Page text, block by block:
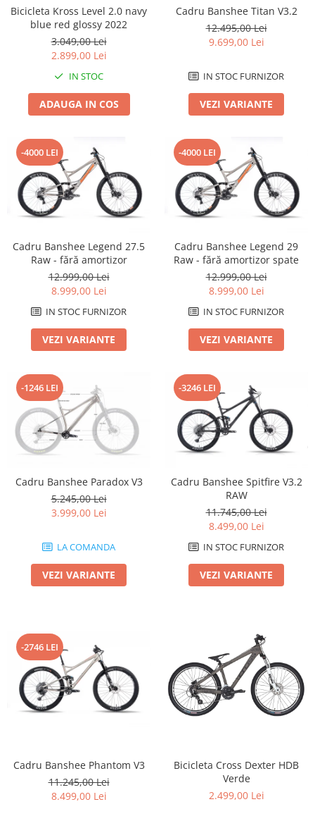
Piese schimbătoare
Manete tije telescopice
Tije fixe
Tubeless și soluții anti-pană
Amortizoare spate
Arcuri
Groupset
Bicicleta Kross Level 2.0 navy
blue red glossy 2022
3.049,00 Lei
2.899,00 Lei
IN STOC
ADAUGA IN COS
Cadru Banshee Titan V3.2
12.495,00 Lei
9.699,00 Lei
IN STOC FURNIZOR
VEZI VARIANTE
-4000 LEI
Cadru Banshee Legend 27.5
Raw - fără amortizor
12.999,00 Lei
8.999,00 Lei
IN STOC FURNIZOR
VEZI VARIANTE
-4000 LEI
Cadru Banshee Legend 29
Raw - fără amortizor spate
12.999,00 Lei
8.999,00 Lei
IN STOC FURNIZOR
VEZI VARIANTE
-1246 LEI
Cadru Banshee Paradox V3
5.245,00 Lei
3.999,00 Lei
LA COMANDA
VEZI VARIANTE
-3246 LEI
Cadru Banshee Spitfire V3.2
RAW
11.745,00 Lei
8.499,00 Lei
IN STOC FURNIZOR
VEZI VARIANTE
-2746 LEI
Cadru Banshee Phantom V3
11.245,00 Lei
8.499,00 Lei
Bicicleta Cross Dexter HDB
Verde
2.499,00 Lei